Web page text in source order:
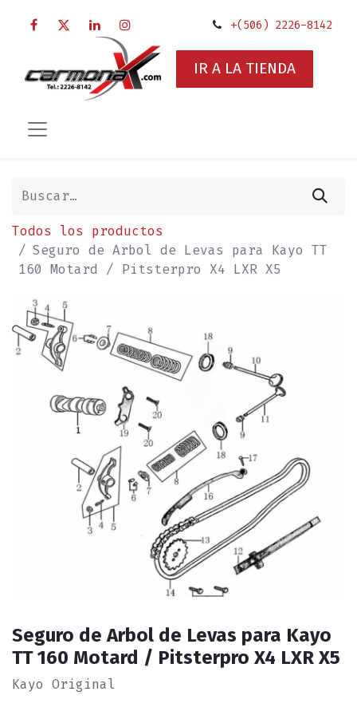
+(506) 2226-8142
IR A LA TIENDA
Todos los productos
Seguro de Arbol de Levas para Kayo TT
160 Motard / Pitsterpro X4 LXR X5
Seguro de Arbol de Levas para Kayo
TT 160 Motard / Pitsterpro X4 LXR X5
Kayo Original